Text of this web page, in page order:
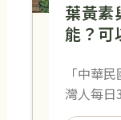
葉黃素
能？可
「中華
灣人每